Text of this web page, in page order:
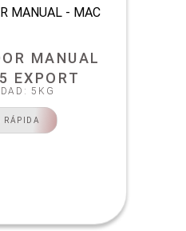
MANUAL
EXPORT
5KG
RÁPIDA